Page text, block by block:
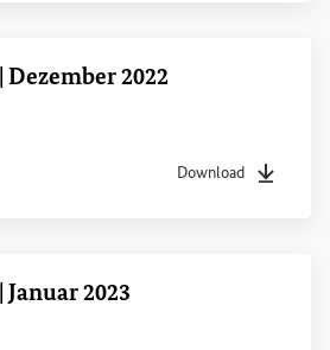
Dezember 2022
Download
Dateityppdf
Januar 2023